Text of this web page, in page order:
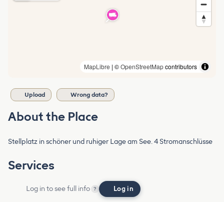
MapLibre | ©OpenStreetMapcontributors
Upload Wrong data?
About the Place
Stellplatz in schöner und ruhiger Lage am See. 4 Stromanschlüsse
Services
Log in to see full info ? Log in